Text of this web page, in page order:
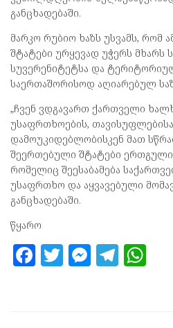
განცხადებაში.
მარკო რუბიო ხაზს უსვამს, რომ
შტატები ურყევად უჭერს მხარს
სუვერენიტეტსა და
საერთაშორისოდ აღიარებულ
„ჩვენ ვდგავართ ქართველი
უსაფრთხოების,
დამოუკიდებლობისკენ მათ
შეერთებული შტატები
რომელიც შეესაბამება
უსაფრთხო და აყვავებული
განცხადებაში.
წყარო
F T M T